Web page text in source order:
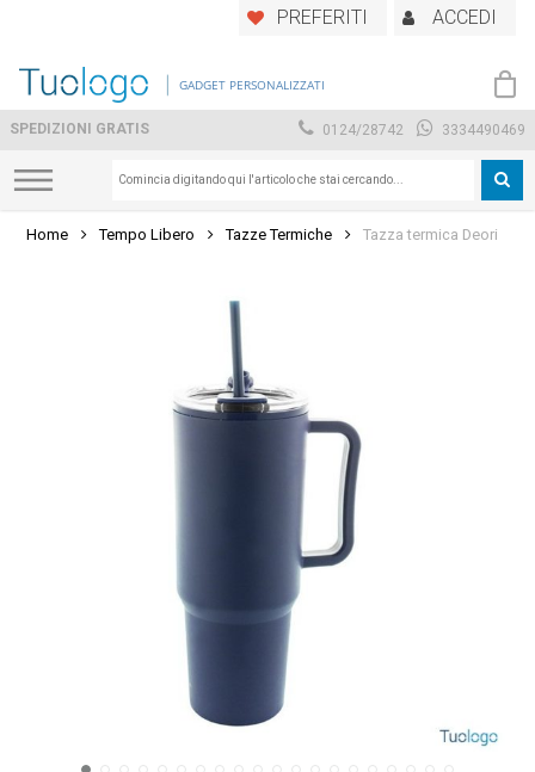
main
PREFERITI ACCEDI
GADGET PERSONALIZZATI
SPEDIZIONI GRATIS 0124/28742 3334490469
Home Tempo Libero Tazze Termiche Tazza termica Deori